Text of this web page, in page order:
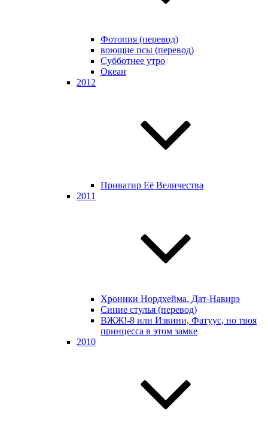
Фотопия (перевод)
воющие псы (перевод)
Субботнее утро
Океан
2012
Приватир Её Величества
2011
Хроники Нордхейма. Дат-Навирэ
Синие стулья (перевод)
ВЖЖ!-8 или Извини, Фатуус, но твоя
принцесса в этом замке
2010